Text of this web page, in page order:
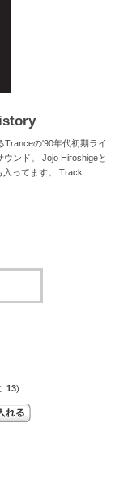
Tranceの'90年代初期ライ
ンド。 Jojo Hiroshigeと
入ってます。 Track...
13)